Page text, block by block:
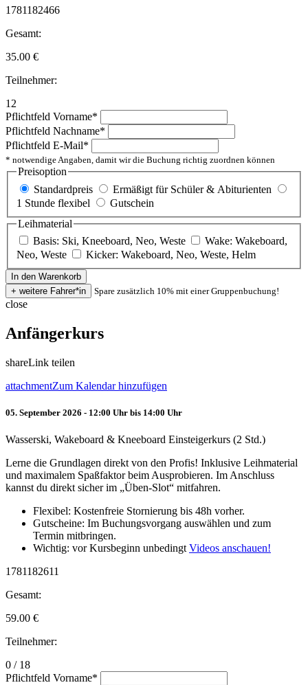
1781182466
Gesamt:
35.00 €
Teilnehmer:
12
Pflichtfeld Vorname*
Pflichtfeld Nachname*
Pflichtfeld E-Mail*
* notwendige Angaben, damit wir die Buchung richtig zuordnen können
Preisoption
Standardpreis
Ermäßigt für Schüler & Abiturienten
1 Stunde flexibel
Gutschein
Leihmaterial
Basis: Ski, Kneeboard, Neo, Weste
Wake: Wakeboard,
Neo, Weste
Kicker: Wakeboard, Neo, Weste, Helm
Spare zusätzlich 10% mit einer Gruppenbuchung!
close
Anfängerkurs
shareLink teilen
attachmentZum Kalendar hinzufügen
05. September 2026 - 12:00 Uhr bis 14:00 Uhr
Wasserski, Wakeboard & Kneeboard Einsteigerkurs (2 Std.)
Lerne die Grundlagen direkt von den Profis! Inklusive Leihmaterial
und maximalem Spaßfaktor beim Ausprobieren. Im Anschluss
kannst du direkt sicher im „Üben-Slot“ mitfahren.
Flexibel: Kostenfreie Stornierung bis 48h vorher.
Gutscheine: Im Buchungsvorgang auswählen und zum
Termin mitbringen.
Wichtig: vor Kursbeginn unbedingt Videos anschauen!
1781182611
Gesamt:
59.00 €
Teilnehmer:
0 / 18
Pflichtfeld Vorname*